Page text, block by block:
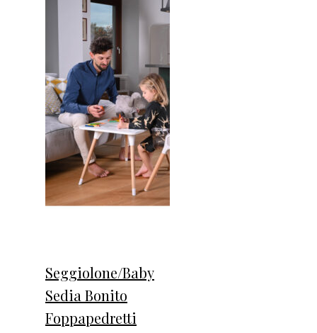
Seggiolone/Baby
Sedia Bonito
Foppapedretti